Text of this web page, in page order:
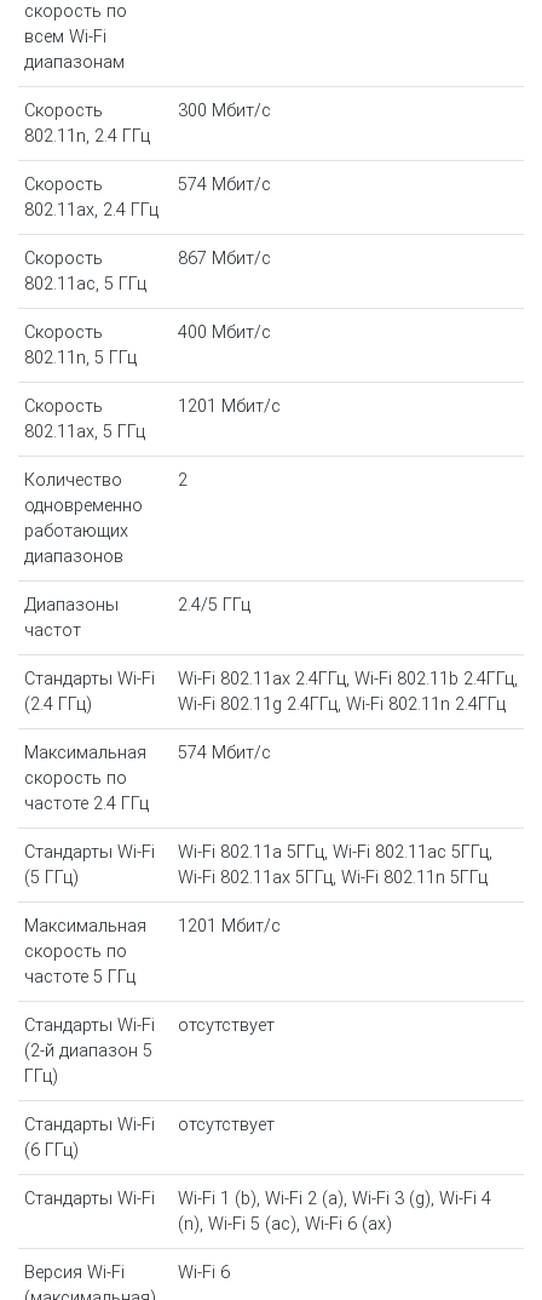
скорость по
всем Wi-Fi
диапазонам
Скорость
802.11n, 2.4 ГГц
300 Мбит/с
Скорость
802.11ax, 2.4 ГГц
574 Мбит/с
Скорость
802.11ac, 5 ГГц
867 Мбит/с
Скорость
802.11n, 5 ГГц
400 Мбит/с
Скорость
802.11ax, 5 ГГц
1201 Мбит/с
Количество
одновременно
работающих
диапазонов
2
Диапазоны
частот
2.4/5 ГГц
Стандарты Wi-Fi
(2.4 ГГц)
Wi-Fi 802.11ax 2.4ГГц, Wi-Fi 802.11b 2.4ГГц,
Wi-Fi 802.11g 2.4ГГц, Wi-Fi 802.11n 2.4ГГц
Максимальная
скорость по
частоте 2.4 ГГц
574 Мбит/с
Стандарты Wi-Fi
(5 ГГц)
Wi-Fi 802.11a 5ГГц, Wi-Fi 802.11ac 5ГГц,
Wi-Fi 802.11ax 5ГГц, Wi-Fi 802.11n 5ГГц
Максимальная
скорость по
частоте 5 ГГц
1201 Мбит/с
Стандарты Wi-Fi
(2-й диапазон 5
ГГц)
отсутствует
Стандарты Wi-Fi
(6 ГГц)
отсутствует
Стандарты Wi-Fi
Wi-Fi 1 (b), Wi-Fi 2 (a), Wi-Fi 3 (g), Wi-Fi 4
(n), Wi-Fi 5 (ac), Wi-Fi 6 (ax)
Версия Wi-Fi
Wi-Fi 6